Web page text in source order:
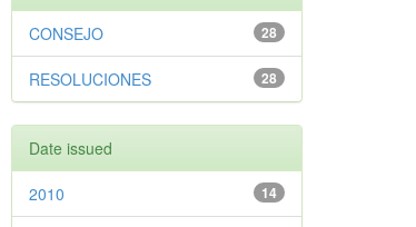
28
CONSEJO
28
RESOLUCIONES
Date issued
14
2010